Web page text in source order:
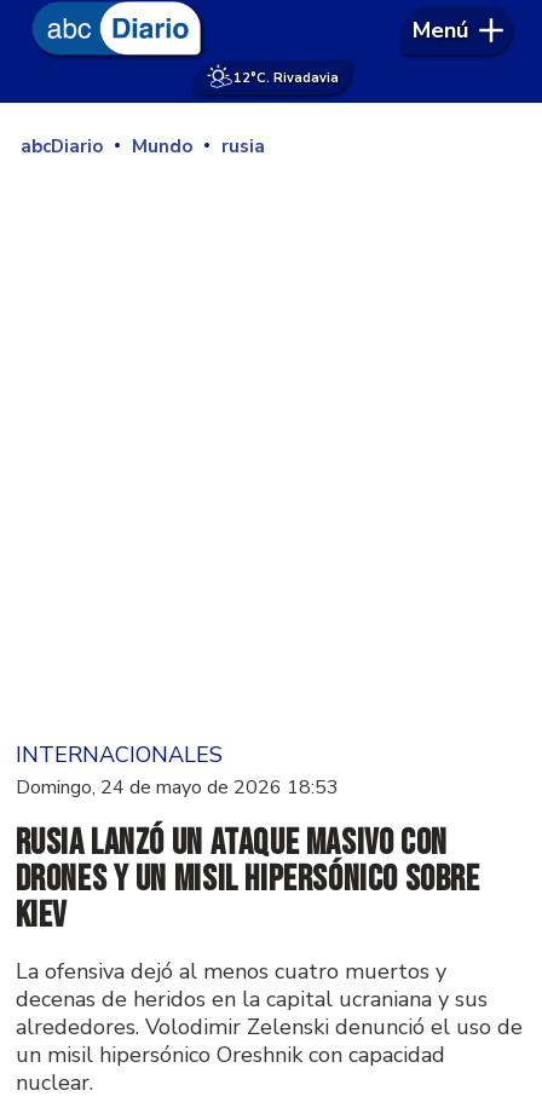
12°C. Rivadavia
Menú
abcDiario Mundo rusia
INTERNACIONALES
Domingo, 24 de mayo de 2026 18:53
Rusia lanzó un ataque masivo con
drones y un misil hipersónico sobre
Kiev
La ofensiva dejó al menos cuatro muertos y
decenas de heridos en la capital ucraniana y sus
alrededores. Volodimir Zelenski denunció el uso de
un misil hipersónico Oreshnik con capacidad
nuclear.